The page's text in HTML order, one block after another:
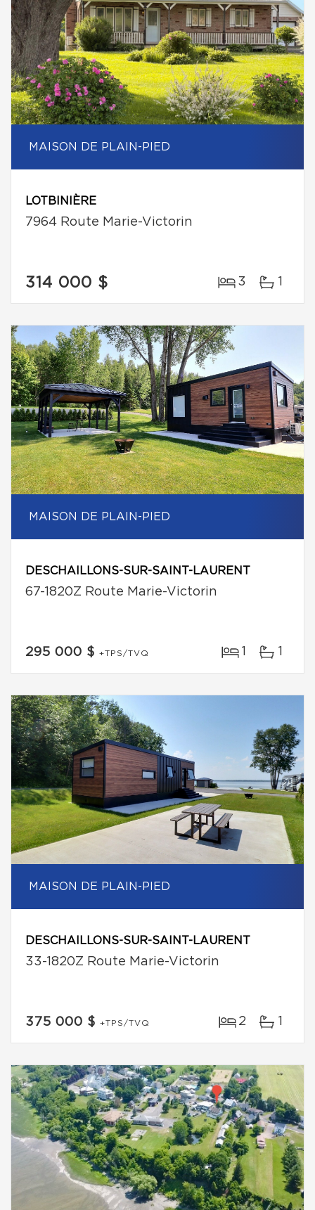
MAISON DE PLAIN-PIED
LOTBINIÈRE
7964 Route Marie-Victorin
314 000 $ 3 1
MAISON DE PLAIN-PIED
DESCHAILLONS-SUR-SAINT-LAURENT
67-1820Z Route Marie-Victorin
295 000 $ +TPS/TVQ 1 1
MAISON DE PLAIN-PIED
DESCHAILLONS-SUR-SAINT-LAURENT
33-1820Z Route Marie-Victorin
375 000 $ +TPS/TVQ 2 1